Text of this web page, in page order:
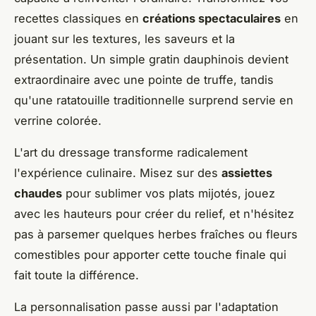
recettes classiques en créations spectaculaires en
jouant sur les textures, les saveurs et la
présentation. Un simple gratin dauphinois devient
extraordinaire avec une pointe de truffe, tandis
qu'une ratatouille traditionnelle surprend servie en
verrine colorée.
L'art du dressage transforme radicalement
l'expérience culinaire. Misez sur des assiettes
chaudes pour sublimer vos plats mijotés, jouez
avec les hauteurs pour créer du relief, et n'hésitez
pas à parsemer quelques herbes fraîches ou fleurs
comestibles pour apporter cette touche finale qui
fait toute la différence.
La personnalisation passe aussi par l'adaptation